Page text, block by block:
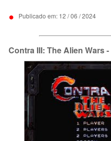
• Publicado em: 12 / 06 / 2024
Contra III: The Alien Wars